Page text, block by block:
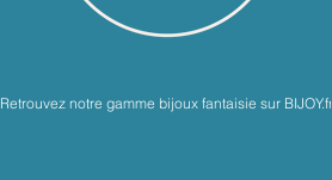
Retrouvez notre gamme bijoux fantaisie sur BIJOY.fr